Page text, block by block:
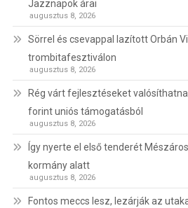
Jazznapok árai
augusztus 8, 2026
Sörrel és csevappal lazított Orbán
trombitafesztiválon
augusztus 8, 2026
Rég várt fejlesztéseket
forint uniós támogatásból
augusztus 8, 2026
Így nyerte el első tenderét
kormány alatt
augusztus 8, 2026
Fontos meccs lesz, lezárják az